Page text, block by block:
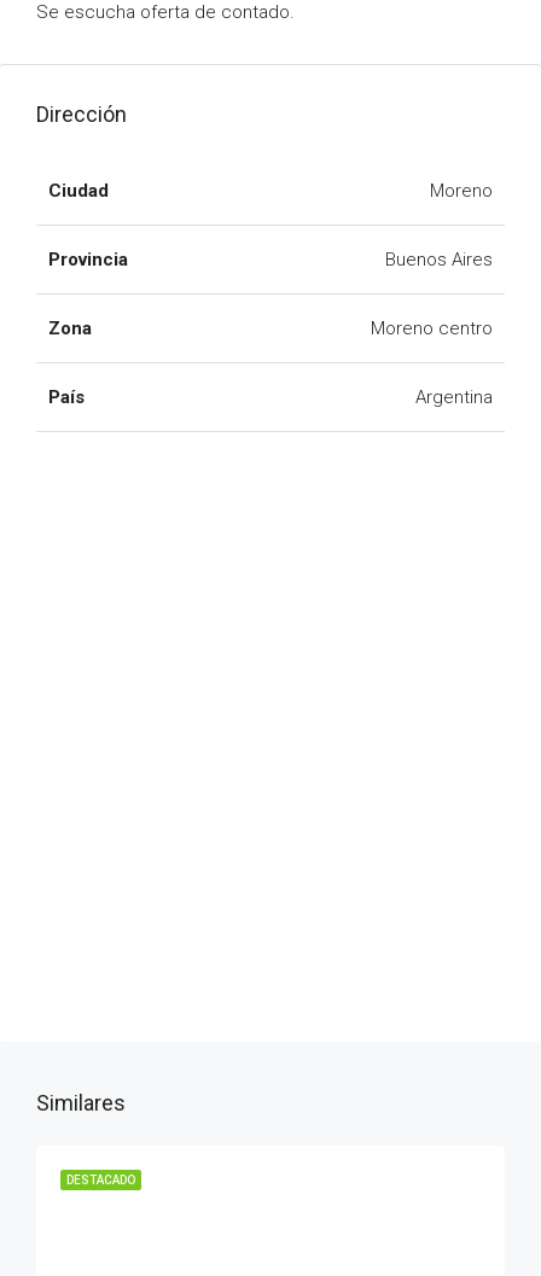
Se escucha oferta de contado.
Dirección
Ciudad Moreno
Provincia Buenos Aires
Zona Moreno centro
País Argentina
Similares
DESTACADO